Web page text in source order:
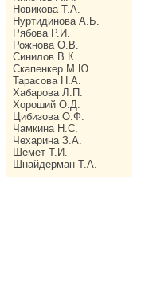
Новикова Т.А.
Нуртидинова А.Б.
Рябова Р.И.
Рожнова О.В.
Синилов В.К.
Скапенкер М.Ю.
Тарасова Н.А.
Хабарова Л.П.
Хороший О.Д.
Цибизова О.Ф.
Чамкина Н.С.
Чехарина З.А.
Шемет Т.И.
Шнайдерман Т.А.